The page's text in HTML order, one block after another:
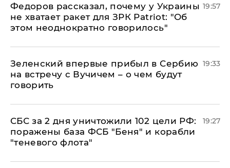
Федоров рассказал, почему у Украины
не хватает ракет для ЗРК Patriot: "Об
этом неоднократно говорилось"
19:57
Зеленский впервые прибыл в Сербию
на встречу с Вучичем – о чем будут
говорить
19:33
СБС за 2 дня уничтожили 102 цели РФ:
поражены база ФСБ "Беня" и корабли
"теневого флота"
19:27